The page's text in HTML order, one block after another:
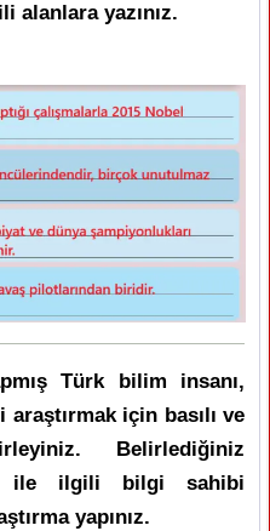
alanlara yazınız.
Türk bilim insanı,
için basılı ve
Belirlediğiniz
ile ilgili bilgi sahibi
yapınız.